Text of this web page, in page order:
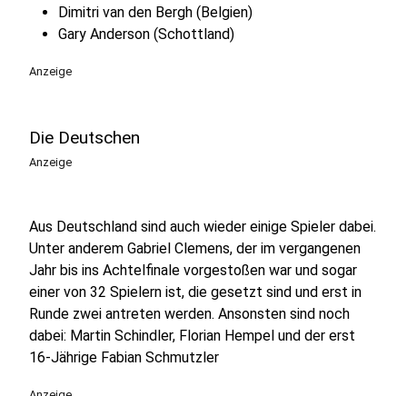
Dimitri van den Bergh (Belgien)
Gary Anderson (Schottland)
Anzeige
Die Deutschen
Anzeige
Aus Deutschland sind auch wieder einige Spieler dabei.
Unter anderem Gabriel Clemens, der im vergangenen
Jahr bis ins Achtelfinale vorgestoßen war und sogar
einer von 32 Spielern ist, die gesetzt sind und erst in
Runde zwei antreten werden. Ansonsten sind noch
dabei: Martin Schindler, Florian Hempel und der erst
16-Jährige Fabian Schmutzler